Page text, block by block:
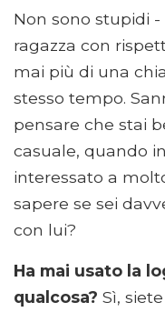
Non sono stupidi
ragazza con
mai più di una
stesso tempo.
pensare che stai
casuale, quando
interessato a
sapere se sei
con lui?
Ha mai usato la
qualcosa? Sì,